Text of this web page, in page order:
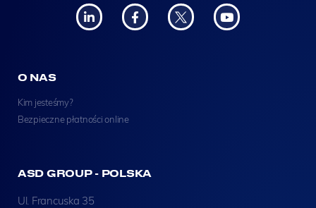
O NAS
Kim jesteśmy?
Bezpieczne płatności online
ASD GROUP - POLSKA
Ul. Francuska 35